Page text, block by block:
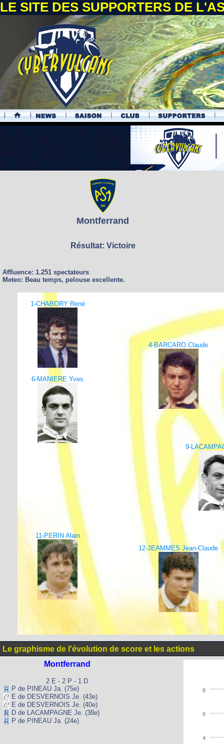
LE SITE DES SUPPORTERS DE
.
Montferrand
Résultat: Victoire
Affluence: 1.251 spectateurs
Meteo: Beau temps, pelouse excellente.
1-CHABORY René
4-BARCARO Claude
6-MANIERE Yves
9-
11-PERIN Alain
12-JEAMMES Jean-Claude
Le graphisme de l'évolution de score et les actions
Montferrand
2 E - 2 P - 1 D
P de PINEAU Ja. (75e)
E de DESVERNOIS Je. (43e)
E de DESVERNOIS Je. (40e)
D de LACAMPAGNE Je. (38e)
P de PINEAU Ja. (24e)
4
6
8